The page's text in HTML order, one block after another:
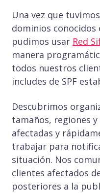
Una vez que
dominios conocidos
pudimos usar Red
manera
todos nuestros
includes de SPF
Descubrimos
tamaños, regiones
afectadas y
trabajar para
situación. Nos
clientes afectados
posteriores a la